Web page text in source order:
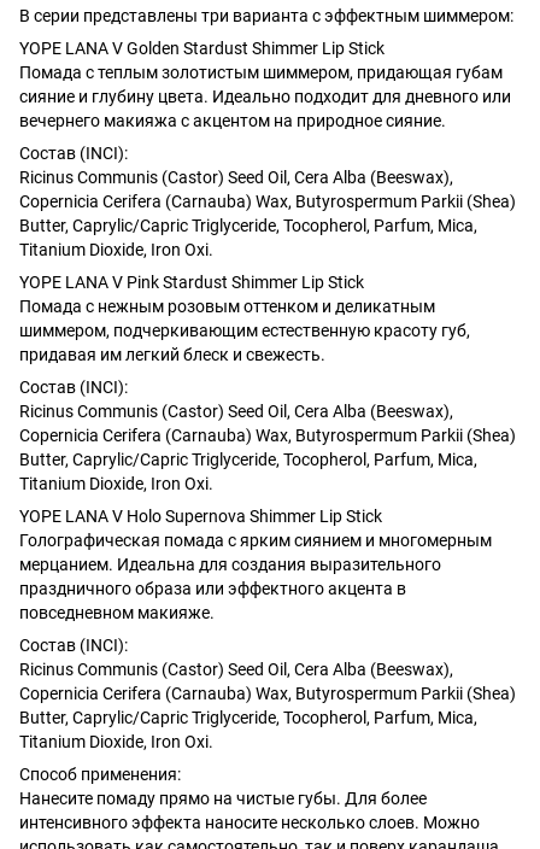
В серии представлены три варианта с эффектным шиммером:
YOPE LANA V Golden Stardust Shimmer Lip Stick
Помада с теплым золотистым шиммером, придающая губам
сияние и глубину цвета. Идеально подходит для дневного или
вечернего макияжа с акцентом на природное сияние.
Состав (INCI):
Ricinus Communis (Castor) Seed Oil, Cera Alba (Beeswax),
Copernicia Cerifera (Carnauba) Wax, Butyrospermum Parkii (Shea)
Butter, Caprylic/Capric Triglyceride, Tocopherol, Parfum, Mica,
Titanium Dioxide, Iron Oxi.
YOPE LANA V Pink Stardust Shimmer Lip Stick
Помада с нежным розовым оттенком и деликатным
шиммером, подчеркивающим естественную красоту губ,
придавая им легкий блеск и свежесть.
Состав (INCI):
Ricinus Communis (Castor) Seed Oil, Cera Alba (Beeswax),
Copernicia Cerifera (Carnauba) Wax, Butyrospermum Parkii (Shea)
Butter, Caprylic/Capric Triglyceride, Tocopherol, Parfum, Mica,
Titanium Dioxide, Iron Oxi.
YOPE LANA V Holo Supernova Shimmer Lip Stick
Голографическая помада с ярким сиянием и многомерным
мерцанием. Идеальна для создания выразительного
праздничного образа или эффектного акцента в
повседневном макияже.
Состав (INCI):
Ricinus Communis (Castor) Seed Oil, Cera Alba (Beeswax),
Copernicia Cerifera (Carnauba) Wax, Butyrospermum Parkii (Shea)
Butter, Caprylic/Capric Triglyceride, Tocopherol, Parfum, Mica,
Titanium Dioxide, Iron Oxi.
Способ применения:
Нанесите помаду прямо на чистые губы. Для более
интенсивного эффекта наносите несколько слоев. Можно